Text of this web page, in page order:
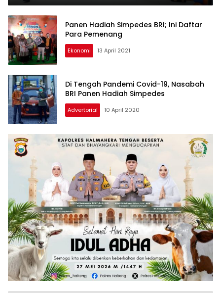
Panen Hadiah Simpedes BRI; Ini Daftar
Para Pemenang
Ekonomi 13 April 2021
Di Tengah Pandemi Covid-19, Nasabah
BRI Panen Hadiah Simpedes
Advertorial 10 April 2020